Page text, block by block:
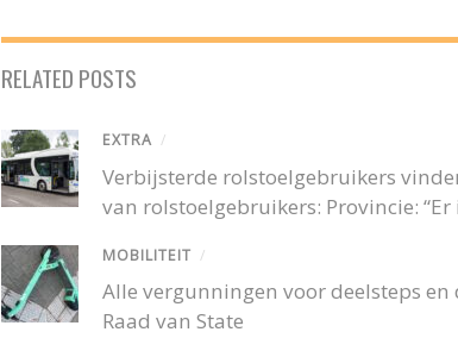
RELATED POSTS
EXTRA /
Verbijsterde rolstoelgebruikers
van rolstoelgebruikers: Provincie:
MOBILITEIT /
Alle vergunningen voor deelsteps
Raad van State